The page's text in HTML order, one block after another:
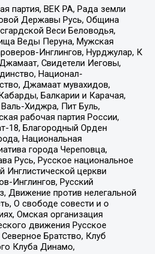
партия, ВЕК РА, Рада земли
Державы Русь, Община
Веси Беловодья,
Веды Перуна, Мужская
Инглингов, Нурджулар, К
Свидетели Иеговы,
Национал-
Джамаат мувахидов,
Балкарии и Карачая,
Хиджра, Пит Буль,
рабочая партия России,
18, Благородный Орден
Национальная
города Череповца,
Русь, Русское национальное
Инглистической церкви
Инглингов, Русский
Движение против нелегальной
О свободе совести и о
Омская организация
движения Русское
Братство, Клуб
Клуба Динамо,